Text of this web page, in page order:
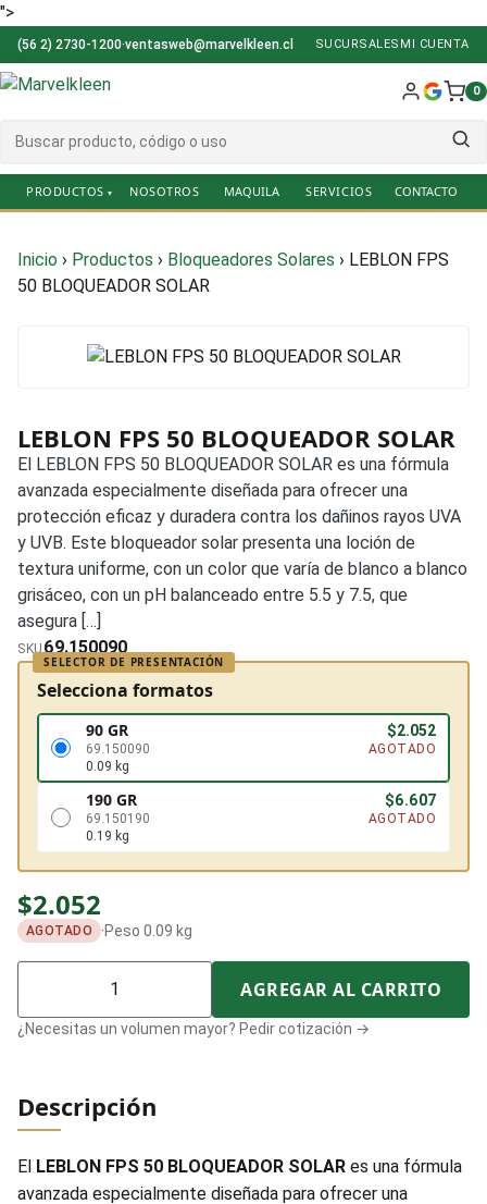
">
(56 2) 2730-1200·ventasweb@marvelkleen.cl SUCURSALES MI CUENTA
0
PRODUCTOS NOSOTROS SERVICIOS
Inicio › Productos › Bloqueadores Solares › LEBLON FPS
50 BLOQUEADOR SOLAR
LEBLON FPS 50 BLOQUEADOR SOLAR
El LEBLON FPS 50 BLOQUEADOR SOLAR es una fórmula
avanzada especialmente diseñada para ofrecer una
protección eficaz y duradera contra los dañinos rayos UVA
y UVB. Este bloqueador solar presenta una loción de
textura uniforme, con un color que varía de blanco a blanco
grisáceo, con un pH balanceado entre 5.5 y 7.5, que
asegura […]
SKU69.150090
Selecciona formatos
90 GR
69.150090
0.09 kg
$2.052
AGOTADO
190 GR
69.150190
0.19 kg
$6.607
AGOTADO
$2.052
AGOTADO ·Peso 0.09 kg
Cantidad
AGREGAR AL CARRITO
¿Necesitas un volumen mayor? Pedir cotización →
Descripción
El LEBLON FPS 50 BLOQUEADOR SOLAR es una fórmula
avanzada especialmente diseñada para ofrecer una